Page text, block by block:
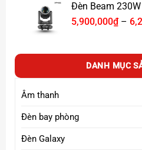
Đèn Beam
5,900,000₫ –
DANH MỤC
Âm thanh
Đèn bay phòng
Đèn Galaxy